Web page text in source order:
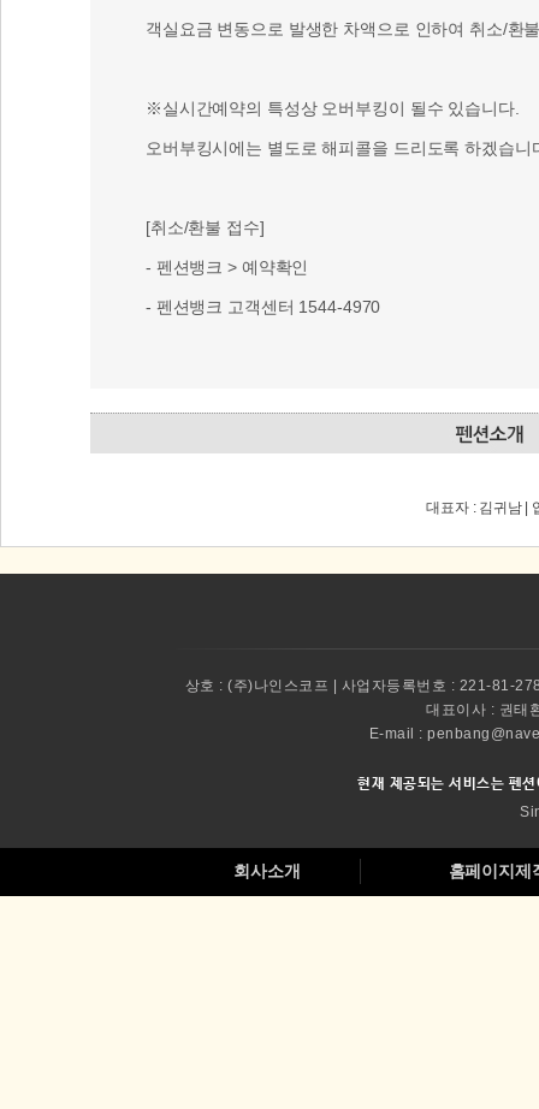
객실요금 변동으로 발생한 차액으로 인하여 취소/환
※실시간예약의 특성상 오버부킹이 될수 있습니다.
오버부킹시에는 별도로 해피콜을 드리도록 하겠습니
[취소/환불 접수]
- 펜션뱅크 > 예약확인
- 펜션뱅크 고객센터 1544-4970
대표자 : 김귀남 |
상호 : (주)나인스코프 | 사업자등록번호 : 221-81-
대표이사 : 권태
E-mail :
현재 제공되는 서비스는 펜
회사소개 홈페이지제